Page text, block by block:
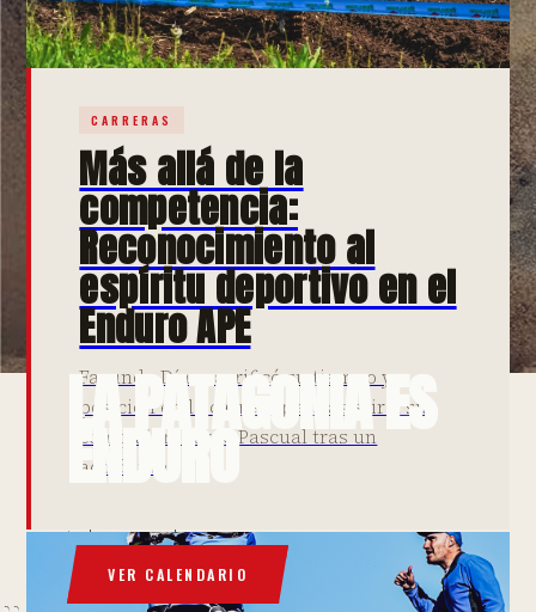
LA PATAGONIA ES
ENDURO
todo en una sola carrera.
VER CALENDARIO
CARRERAS
Más allá de la
competencia:
Reconocimiento al
espíritu deportivo en el
Enduro APE
Facundo Díaz sacrificó su tiempo y
posición en la carrera para asistir a su
compañero Jorge Pascual tras un
accidente.